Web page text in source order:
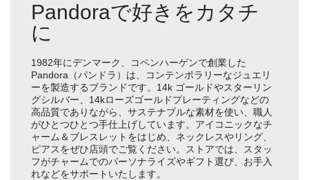
Pandoraで好きをカタチ
に
1982年にデンマーク、コペンハーゲンで創業した
Pandora（パンドラ）は、コンテンポラリーなジュエリ
ーを製造するブランドです。14k ゴールドやスターリン
グシルバー、14kローズゴールドプレーティングなどの
高品質でありながら、サステナブルな素材を使い、職人
がひとつひとつ手仕上げしています。アイコニックなチ
ャーム＆ブレスレットをはじめ、ネックレスやリング、
ピアスをぜひ店頭でご覧ください。ストアでは、スタッ
フがチャームでのパーソナライズやギフト選び、お手入
れなどをサポートいたします。